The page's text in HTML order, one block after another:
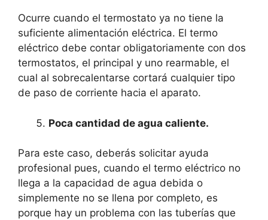
Ocurre cuando el termostato ya no tiene la
suficiente alimentación eléctrica. El termo
eléctrico debe contar obligatoriamente con dos
termostatos, el principal y uno rearmable, el
cual al sobrecalentarse cortará cualquier tipo
de paso de corriente hacia el aparato.
Poca cantidad de agua caliente.
Para este caso, deberás solicitar ayuda
profesional pues, cuando el termo eléctrico no
llega a la capacidad de agua debida o
simplemente no se llena por completo, es
porque hay un problema con las tuberías que